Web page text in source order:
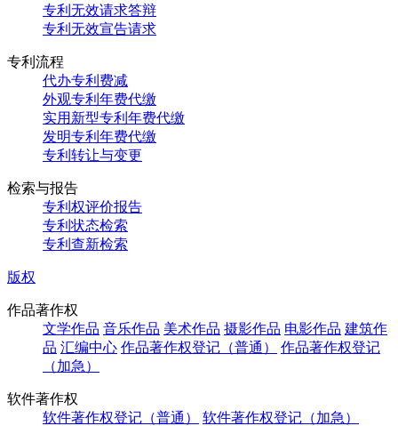
专利无效请求答辩
专利无效宣告请求
专利流程
代办专利费减
外观专利年费代缴
实用新型专利年费代缴
发明专利年费代缴
专利转让与变更
检索与报告
专利权评价报告
专利状态检索
专利查新检索
版权
作品著作权
文学作品 音乐作品 美术作品 摄影作品 电影作品 建筑作
品 汇编中心 作品著作权登记（普通）
作品著作权登记
（加急）
软件著作权
软件著作权登记（普通）
软件著作权登记（加急）